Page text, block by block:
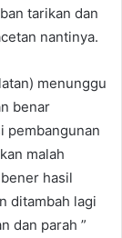
tarikan dan
nantinya.
menunggu
benar
pembangunan
malah
hasil
ditambah lagi
dan parah ”